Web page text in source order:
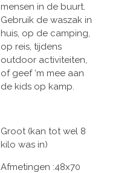
mensen in de buurt.
Gebruik de waszak in
huis, op de camping,
op reis, tijdens
outdoor activiteiten,
of geef ‘m mee aan
de kids op kamp.
Groot (kan tot wel 8
kilo was in)
Afmetingen :48x70